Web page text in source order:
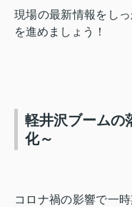
現場の最新情報をし
を進めましょう！
軽井沢ブームの
化～
コロナ禍の影響で一